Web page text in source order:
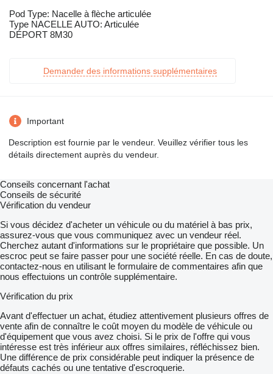
Pod Type: Nacelle à flèche articulée
Type NACELLE AUTO: Articulée
DÉPORT 8M30
Demander des informations supplémentaires
Important
Description est fournie par le vendeur. Veuillez vérifier tous les
détails directement auprès du vendeur.
Conseils concernant l'achat
Conseils de sécurité
Vérification du vendeur
Si vous décidez d'acheter un véhicule ou du matériel à bas prix,
assurez-vous que vous communiquez avec un vendeur réel.
Cherchez autant d'informations sur le propriétaire que possible. Un
escroc peut se faire passer pour une société réelle. En cas de doute,
contactez-nous en utilisant le formulaire de commentaires afin que
nous effectuions un contrôle supplémentaire.
Vérification du prix
Avant d'effectuer un achat, étudiez attentivement plusieurs offres de
vente afin de connaître le coût moyen du modèle de véhicule ou
d'équipement que vous avez choisi. Si le prix de l'offre qui vous
intéresse est très inférieur aux offres similaires, réfléchissez bien.
Une différence de prix considérable peut indiquer la présence de
défauts cachés ou une tentative d'escroquerie.